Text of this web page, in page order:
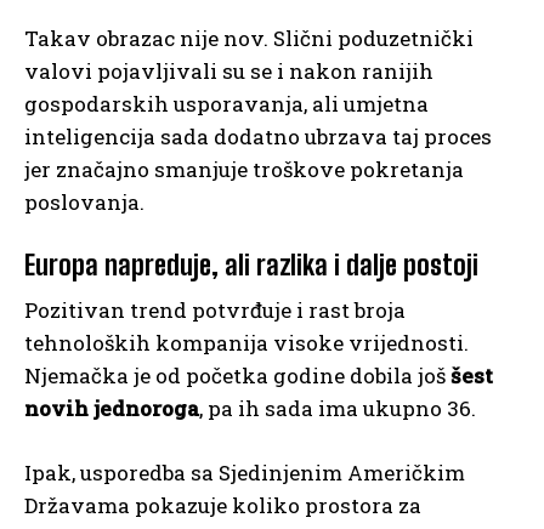
Takav obrazac nije nov. Slični poduzetnički
valovi pojavljivali su se i nakon ranijih
gospodarskih usporavanja, ali umjetna
inteligencija sada dodatno ubrzava taj proces
jer značajno smanjuje troškove pokretanja
poslovanja.
Europa napreduje, ali razlika i dalje postoji
Pozitivan trend potvrđuje i rast broja
tehnoloških kompanija visoke vrijednosti.
Njemačka je od početka godine dobila joššest
novih jednoroga, pa ih sada ima ukupno 36.
Ipak, usporedba sa Sjedinjenim Američkim
Državama pokazuje koliko prostora za